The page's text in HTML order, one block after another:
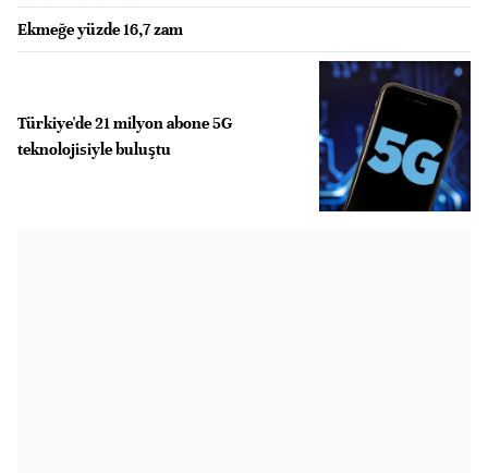
Ekmeğe yüzde 16,7 zam
Türkiye'de 21 milyon abone 5G
teknolojisiyle buluştu